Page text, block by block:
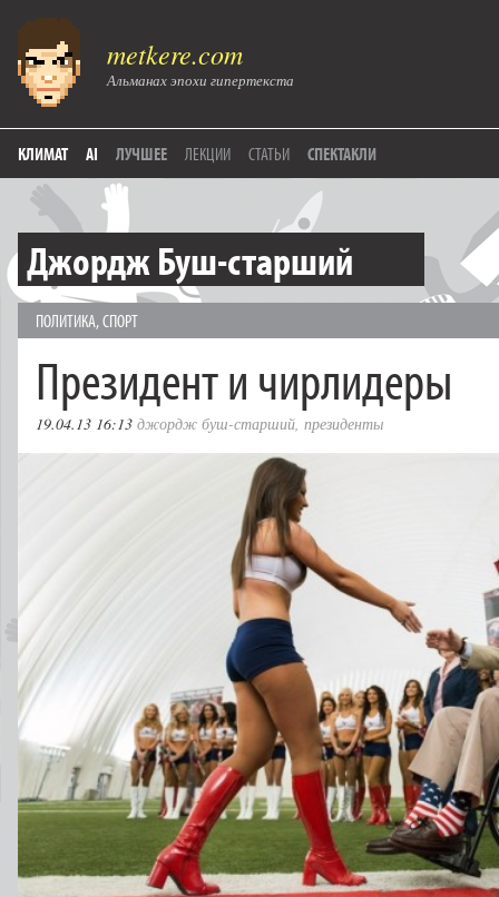
metkere.com
Альманах эпохи гипертекста
КЛИМАТ AI ЛУЧШЕЕ ЛЕКЦИИ СТАТЬИ СПЕКТАКЛИ
Джордж Буш-старший
ПОЛИТИКА,СПОРТ
Президент и чирлидеры
19.04.13 16:13 джордж буш-старший, президенты